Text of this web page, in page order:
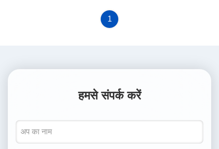
1
हमसे संपर्क करें